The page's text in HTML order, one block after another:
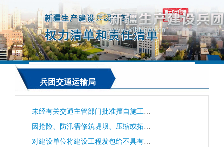
兵团交通运输局
未经有关交通主管部门批准擅自施工的处罚
因抢险、防汛需修筑堤坝、压缩或拓宽河床进行爆破作业及其它危及公路（桥梁、隧道、渡口）安全活动的审批
对建设单位将建设工程发包给不具有相应资质等级的勘察、设计、施工单位或者委托给不具有相应资质等级的工程监理单位的处罚